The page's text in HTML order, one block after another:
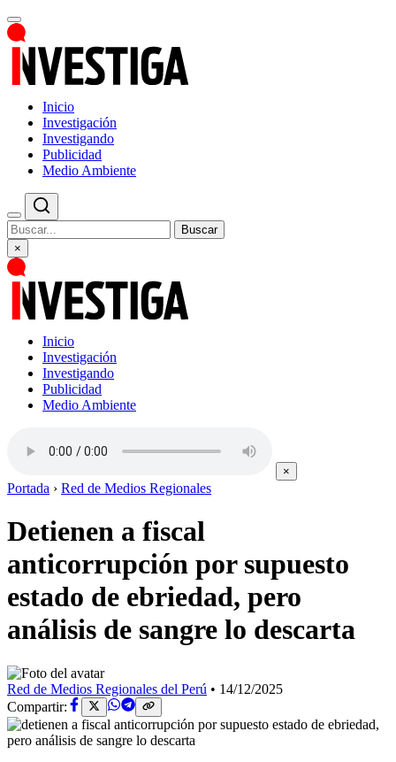
Inicio
Investigación
Investigando
Publicidad
Medio Ambiente
Buscar
×
Inicio
Investigación
Investigando
Publicidad
Medio Ambiente
×
Portada › Red de Medios Regionales
Detienen a fiscal
anticorrupción por supuesto
estado de ebriedad, pero
análisis de sangre lo descarta
Red de Medios Regionales del Perú • 14/12/2025
Compartir: